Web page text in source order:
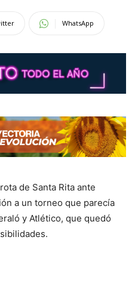
WhatsApp
de Santa Rita ante
a un torneo que parecía
y Atlético, que quedó